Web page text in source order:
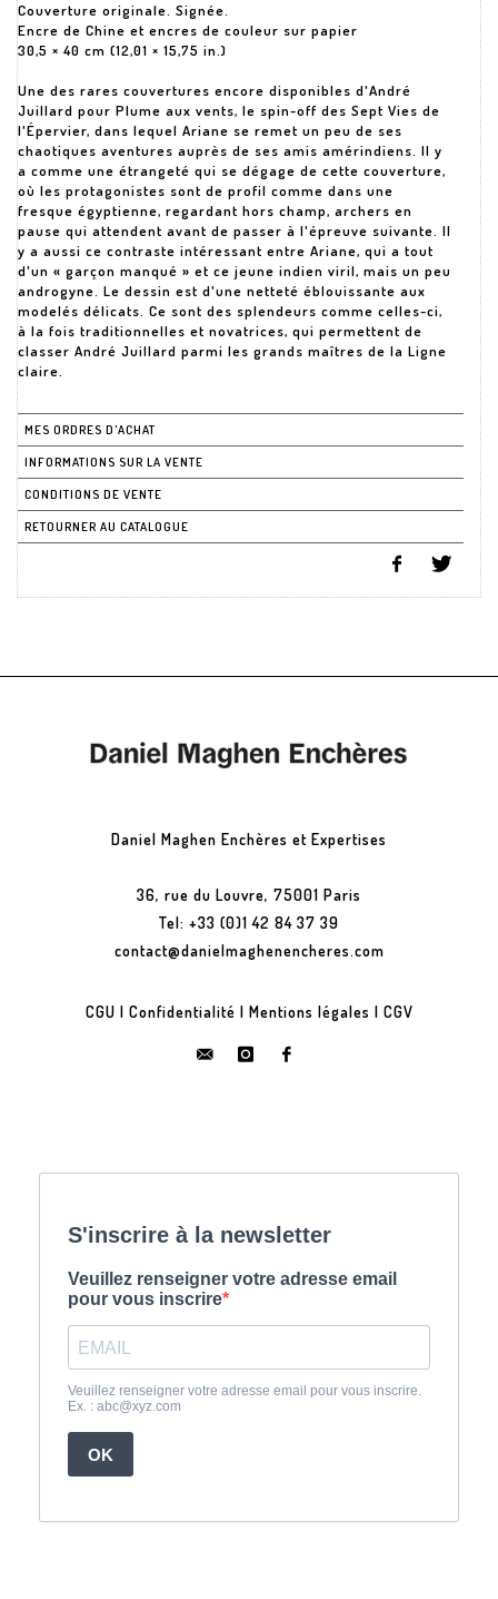
Couverture originale. Signée.
Encre de Chine et encres de couleur sur papier
30,5 × 40 cm (12,01 × 15,75 in.)
Une des rares couvertures encore disponibles d'André
Juillard pour Plume aux vents, le spin-off des Sept Vies de
l'Épervier, dans lequel Ariane se remet un peu de ses
chaotiques aventures auprès de ses amis amérindiens. Il y
a comme une étrangeté qui se dégage de cette couverture,
où les protagonistes sont de profil comme dans une
fresque égyptienne, regardant hors champ, archers en
pause qui attendent avant de passer à l'épreuve suivante. Il
y a aussi ce contraste intéressant entre Ariane, qui a tout
d'un « garçon manqué » et ce jeune indien viril, mais un peu
androgyne. Le dessin est d'une netteté éblouissante aux
modelés délicats. Ce sont des splendeurs comme celles-ci,
à la fois traditionnelles et novatrices, qui permettent de
classer André Juillard parmi les grands maîtres de la Ligne
claire.
MES ORDRES D'ACHAT
INFORMATIONS SUR LA VENTE
CONDITIONS DE VENTE
RETOURNER AU CATALOGUE
Daniel Maghen Enchères et Expertises
36, rue du Louvre, 75001 Paris
Tel: +33 (0)1 42 84 37 39
contact@danielmaghenencheres.com
CGU | Confidentialité | Mentions légales | CGV